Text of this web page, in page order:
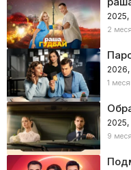
2
1
9